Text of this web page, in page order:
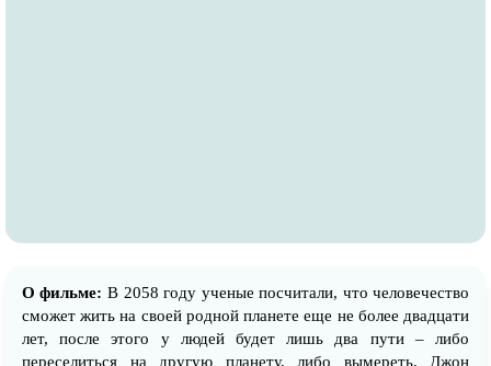
О фильме: В 2058 году ученые посчитали, что человечество
сможет жить на своей родной планете еще не более двадцати
лет, после этого у людей будет лишь два пути – либо
переселиться на другую планету, либо вымереть. Джон